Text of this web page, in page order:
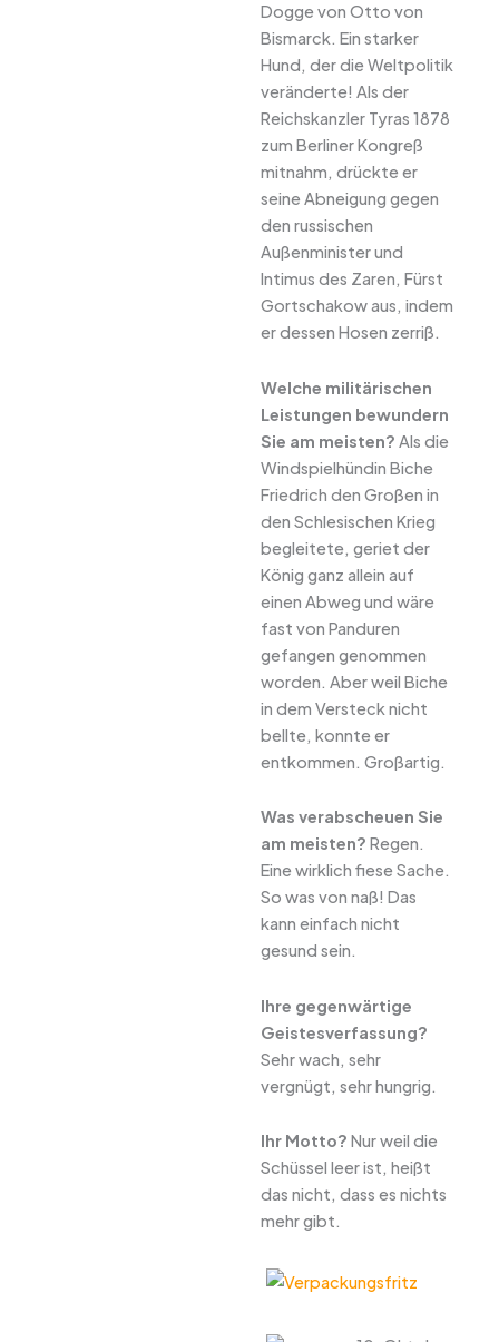
Dogge von Otto von
Bismarck. Ein starker
Hund, der die Weltpolitik
veränderte! Als der
Reichskanzler Tyras 1878
zum Berliner Kongreß
mitnahm, drückte er
seine Abneigung gegen
den russischen
Außenminister und
Intimus des Zaren, Fürst
Gortschakow aus, indem
er dessen Hosen zerriß.
Welche militärischen
Leistungen bewundern
Sie am meisten? Als die
Windspielhündin Biche
Friedrich den Großen in
den Schlesischen Krieg
begleitete, geriet der
König ganz allein auf
einen Abweg und wäre
fast von Panduren
gefangen genommen
worden. Aber weil Biche
in dem Versteck nicht
bellte, konnte er
entkommen. Großartig.
Was verabscheuen Sie
am meisten? Regen.
Eine wirklich fiese Sache.
So was von naß! Das
kann einfach nicht
gesund sein.
Ihre gegenwärtige
Geistesverfassung?
Sehr wach, sehr
vergnügt, sehr hungrig.
Ihr Motto? Nur weil die
Schüssel leer ist, heißt
das nicht, dass es nichts
mehr gibt.